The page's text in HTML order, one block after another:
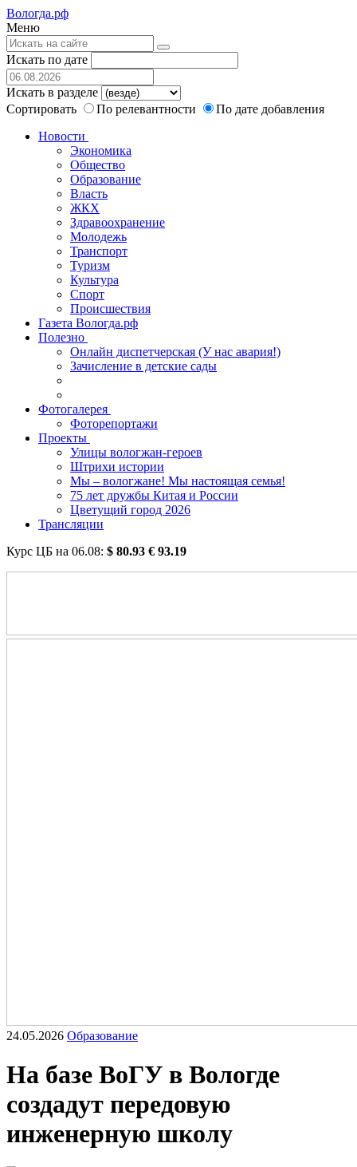
Вологда.рф
Меню
Искать по дате
Искать в разделе
Сортировать
По релевантности
По дате добавления
Новости
Экономика
Общество
Образование
Власть
ЖКХ
Здравоохранение
Молодежь
Транспорт
Туризм
Культура
Спорт
Происшествия
Газета Вологда.рф
Полезно
Онлайн диспетчерская (У нас авария!)
Зачисление в детские сады
Фотогалерея
Фоторепортажи
Проекты
Улицы вологжан-героев
Штрихи истории
Мы – вологжане! Мы настоящая семья!
75 лет дружбы Китая и России
Цветущий город 2026
Трансляции
Курс ЦБ на 06.08: $ 80.93 € 93.19
24.05.2026 Образование
На базе ВоГУ в Вологде
создадут передовую
инженерную школу